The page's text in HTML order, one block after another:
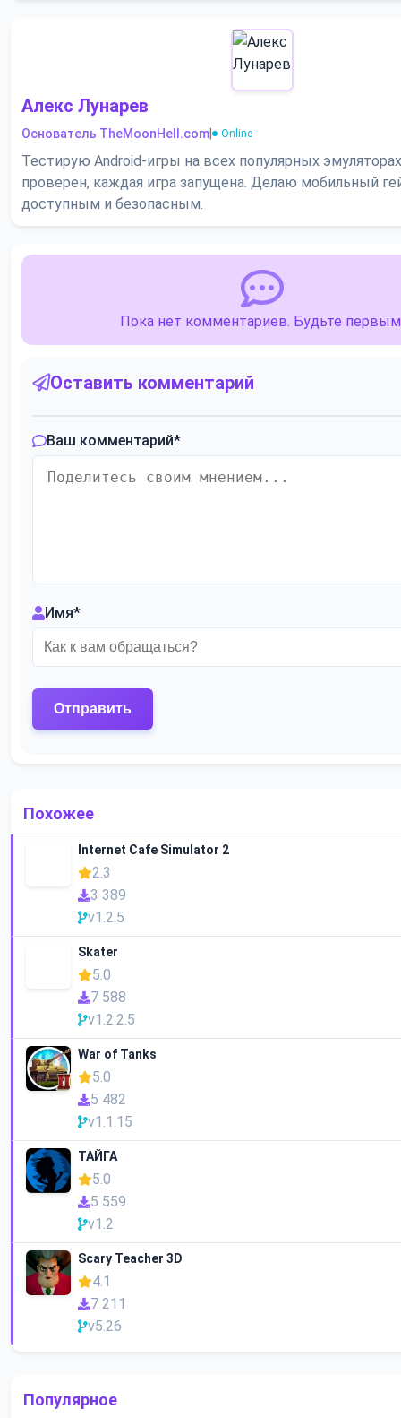
Алекс Лунарев
Основатель TheMoonHell.com Online
Тестирую Android-игры на всех популярных
проверен, каждая игра запущена. Делаю мобильный
доступным и безопасным.
Пока нет комментариев. Будьте
Оставить комментарий
Ваш комментарий*
Имя*
Похожее
Internet Cafe Simulator 2
2.3
3 389
v1.2.5
Skater
5.0
7 588
v1.2.2.5
War of Tanks
5.0
5 482
v1.1.15
ТАЙГА
5.0
5 559
v1.2
Scary Teacher 3D
4.1
7 211
v5.26
Популярное